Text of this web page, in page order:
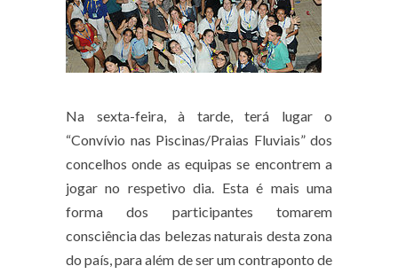
Na sexta-feira, à tarde, terá lugar o
“Convívio nas Piscinas/Praias Fluviais” dos
concelhos onde as equipas se encontrem a
jogar no respetivo dia. Esta é mais uma
forma dos participantes tomarem
consciência das belezas naturais desta zona
do país, para além de ser um contraponto de